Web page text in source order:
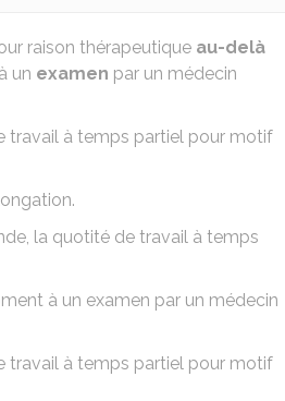
raison thérapeutique au-delà
un examen par un médecin
travail à temps partiel pour motif
la quotité de travail à temps
à un examen par un médecin
travail à temps partiel pour motif